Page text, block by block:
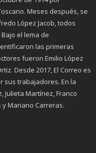
Meses después, se
López Jacob, todos
el lema de
las primeras
fueron Emilio López
Desde 2017, El Correo es
sus trabajadores. En la
Martínez, Franco
y Mariano Carreras.